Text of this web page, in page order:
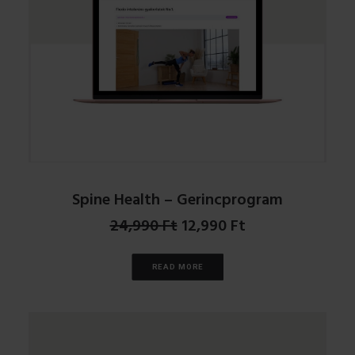
Spine Health – Gerincprogram
24,990Ft Original
was:
24,990 Ft.
12,990FtCurrent
READ MORE